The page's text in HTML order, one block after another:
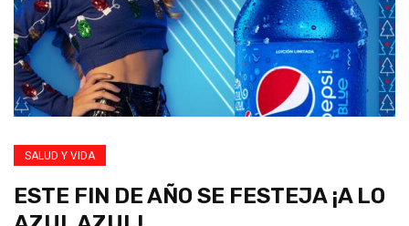
SALUD Y VIDA
ESTE FIN DE AÑO SE FESTEJA ¡A LO